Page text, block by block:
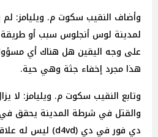
وأضاف النقيب سكوت م. ويليامز:
لمدينة لوس أنجلوس سبب أو طريقة
على وجه اليقين هل هناك أي
هذا مجرد إخفاء جثة وهي حية.
وتابع النقيب سكوت م. ويليامز: لا
والقتل في شرطة المدينة يحقق
دي فور في دي (d4vd) ليس له علاقة بالجريمة.